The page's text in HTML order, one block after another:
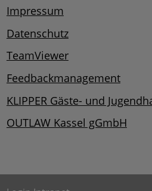
Impressum
Datenschutz
TeamViewer
Feedbackmanagement
KLIPPER Gäste- und
OUTLAW Kassel gGmbH